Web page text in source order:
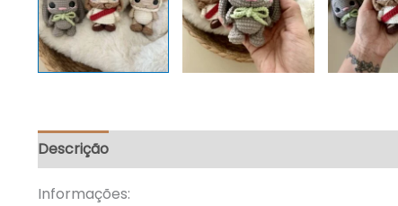
Descrição
Informações: